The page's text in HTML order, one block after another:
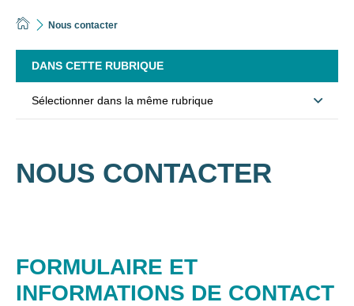
Nous contacter
DANS CETTE RUBRIQUE
Sélectionner dans la même rubrique
NOUS CONTACTER
FORMULAIRE ET
INFORMATIONS DE CONTACT